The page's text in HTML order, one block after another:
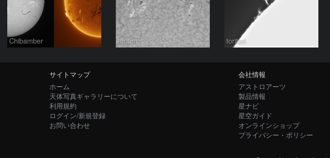
Chibamber toritori toritori
サイトマップ
ホーム
天体写真ギャラリーについて
利用規約
ログイン/新規登録
お問い合わせ
会社情報
アストロアーツ
製品情報
星ナビ
星空ガイド
オンラインショップ
プライバシー・ポリシー